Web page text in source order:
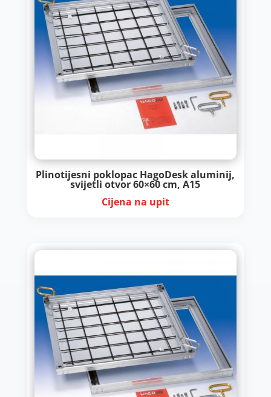
Plinotijesni poklopac HagoDesk aluminij,
svijetli otvor 60×60 cm, A15
Cijena na upit